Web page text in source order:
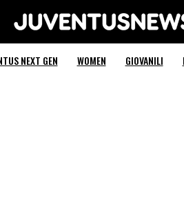
Juventus News
NEXT GEN WOMEN GIOVANILI